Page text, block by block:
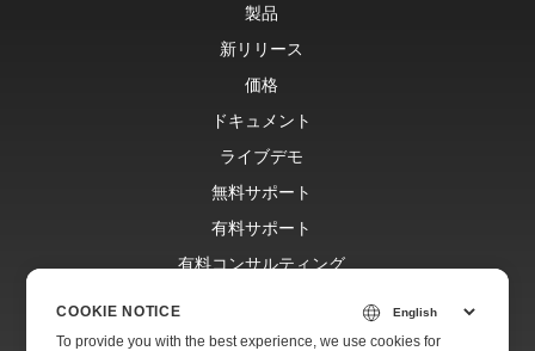
製品
新リリース
価格
ドキュメント
ライブデモ
無料サポート
有料サポート
有料コンサルティング
ウェブサイト
COOKIE NOTICE
To provide you with the best experience, we use cookies for